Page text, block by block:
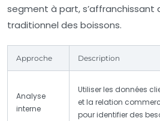
segment à part, s’affranchissant
traditionnel des boissons.
Approche Description
Analyse
interne
Utiliser les données
et la relation
pour identifier des